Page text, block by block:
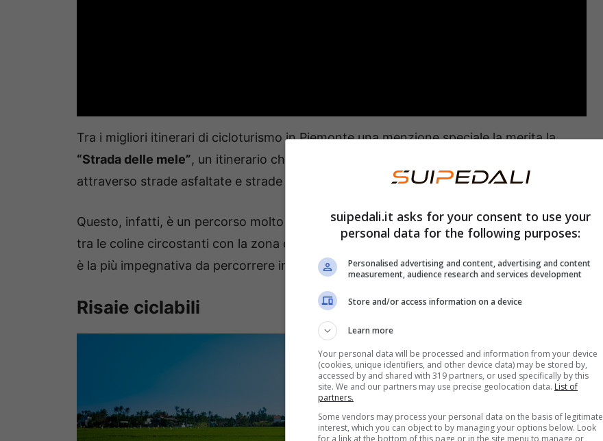
Tra i migliori itinerari di cicloturismo in Piemonte una menzione speciale la merita la
“Strada delle mele”, un itinerario che attraversa la zona del pinerolese e si snoda
attraverso strade asfaltate e strade bianche per un percorso totale di 59 km.
Questo, infatti, è un percorso molto vario che parte dalla stazione di Pinerolo e si snoda
tra le coline circostanti con la zona collinare e pedemontana nei pressi di Prarostino che
è la più impegnativa da percorrere in bicicletta vista l’ascesa di circa 600 metri.
Risaie ciclabili
suipedali.it asks for your consent to use your
personal data for the following purposes:
Personalised advertising and content, advertising and content
measurement, audience research and services development
Store and/or access information on a device
Learn more
Your personal data will be processed and information from your device
(cookies, unique identifiers, and other device data) may be stored by,
accessed by and shared with 319 partners, or used specifically by this
site. We and our partners may use precise geolocation data. List of
partners.
Some vendors may process your personal data on the basis of legitimate
interest, which you can object to by managing your options below. Look
for a link at the bottom of this page or in the site menu to manage or